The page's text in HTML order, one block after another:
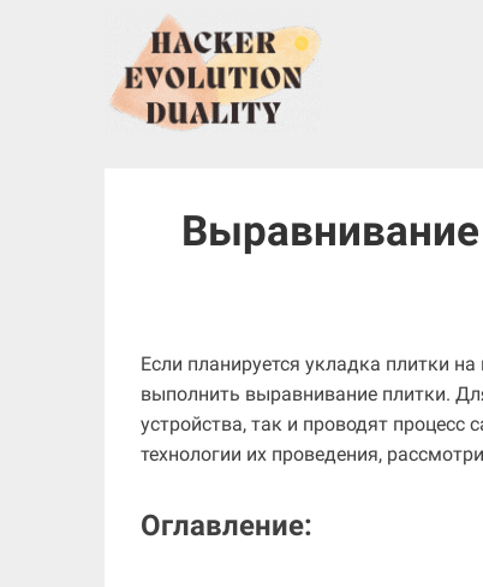
Если планируется укладка плитки
выполнить выравнивание плитки.
устройства, так и проводят
технологии их проведения,
Оглавление: